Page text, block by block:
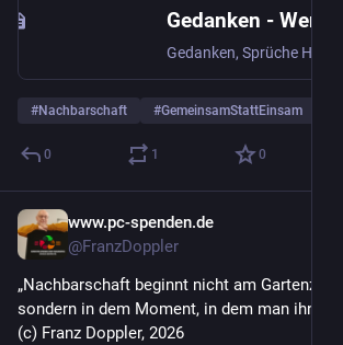
#Nachbarschaft #GemeinsamStattEinsam
0 1 0
www.pc-spenden.de
@FranzDoppler
„Nachbarschaft beginnt nicht am Gartenzaun,
sondern in dem Moment, in dem man ihn
(c) Franz Doppler, 2026